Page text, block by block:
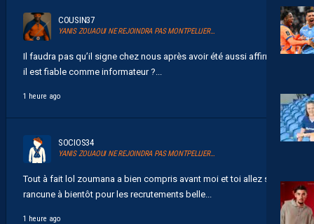
COUSIN37
YANIS ZOUAOUI NE REJOINDRA PAS MONTPELLIER…
Il faudra pas qu’il signe chez nous après avoir été aussi affirmatif
il est fiable comme informateur ?...
1 heure ago
SOCIOS34
YANIS ZOUAOUI NE REJOINDRA PAS MONTPELLIER…
Tout à fait lol zoumana a bien compris avant moi et toi allez sans
rancune à bientôt pour les recrutements belle...
1 heure ago